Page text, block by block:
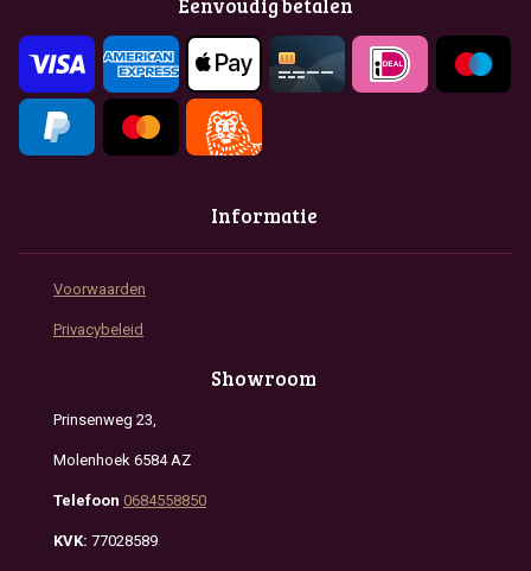
o
k
r
a
m
p
p
Informatie
Voorwaarden
Privacybeleid
Showroom
Prinsenweg 23,
Molenhoek 6584 AZ
Telefoon 0684558850
KVK: 77028589